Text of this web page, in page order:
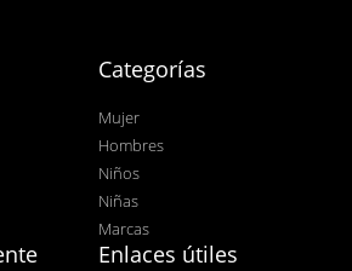
Categorías
Mujer
Hombres
Niños
Niñas
Marcas
Enlaces útiles